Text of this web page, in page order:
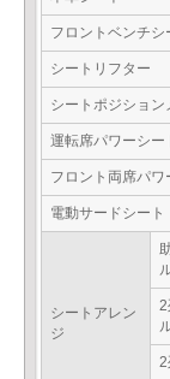
フロントベンチシ
シートリフター
シートポジショ
運転席パワーシー
フロント両席パワ
電動サードシート
シートアレン
ジ
2
2